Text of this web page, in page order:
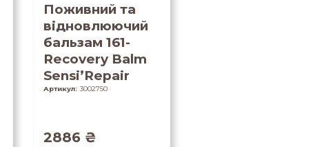
Поживний та
відновлюючий
бальзам 161-
Recovery Balm
Sensi’Repair
Артикул: 3002750
2886 ₴